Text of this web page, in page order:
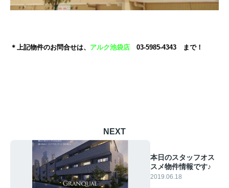
＊上記物件のお問合せは、 アルク池袋店 03-5985-4343 まで！
NEXT
本日のスタッフオス
スメ物件情報です♪
2019.06.18